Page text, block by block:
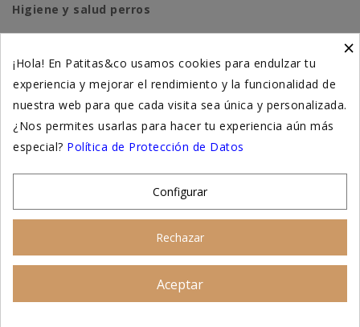
Higiene y salud perros
Suplementación natural
Otros
×
¡Hola! En Patitas&co usamos cookies para endulzar tu
experiencia y mejorar el rendimiento y la funcionalidad de
nuestra web para que cada visita sea única y personalizada.
¿Nos permites usarlas para hacer tu experiencia aún más
especial? Política de Protección de Datos
Configurar
Rechazar
Aceptar